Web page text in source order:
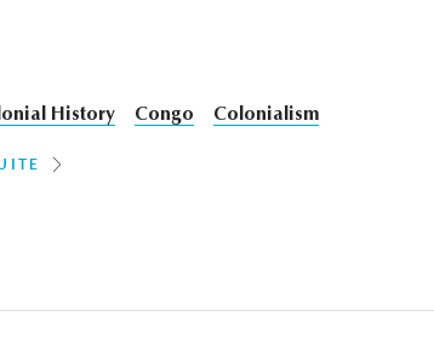
History Congo Colonialism